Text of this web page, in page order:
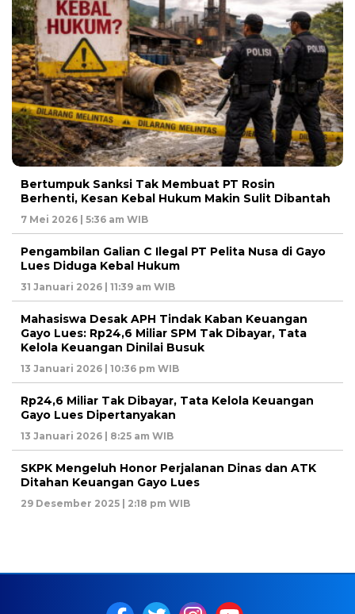
Bertumpuk Sanksi Tak Membuat PT Rosin
Berhenti, Kesan Kebal Hukum Makin Sulit Dibantah
7 Mei 2026 | 5:36 am WIB
Pengambilan Galian C Ilegal PT Pelita Nusa di Gayo
Lues Diduga Kebal Hukum
31 Januari 2026 | 11:39 am WIB
Mahasiswa Desak APH Tindak Kaban Keuangan
Gayo Lues: Rp24,6 Miliar SPM Tak Dibayar, Tata
Kelola Keuangan Dinilai Busuk
13 Januari 2026 | 10:36 pm WIB
Rp24,6 Miliar Tak Dibayar, Tata Kelola Keuangan
Gayo Lues Dipertanyakan
13 Januari 2026 | 8:25 am WIB
SKPK Mengeluh Honor Perjalanan Dinas dan ATK
Ditahan Keuangan Gayo Lues
29 Desember 2025 | 2:18 pm WIB